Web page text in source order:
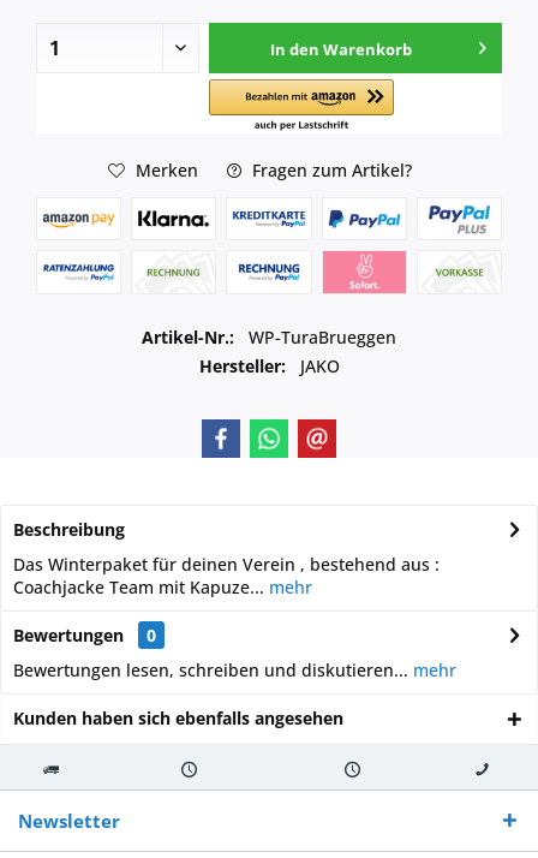
In den Warenkorb
Merken Fragen zum Artikel?
Artikel-Nr.:
WP-TuraBrueggen
Hersteller:
JAKO
Beschreibung
Das Winterpaket für deinen Verein , bestehend aus :
Coachjacke Team mit Kapuze... mehr
Bewertungen
0
Bewertungen lesen, schreiben und diskutieren... mehr
Kunden haben sich ebenfalls angesehen
Kostenloser
Versand ab €
250,-
Versand innerhalb von Versand von So erreichen
Sie uns 0160
970 511 90
Newsletter